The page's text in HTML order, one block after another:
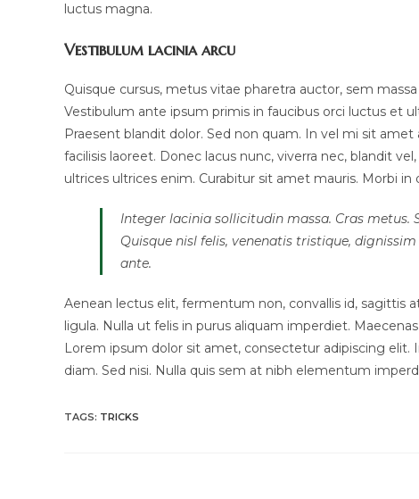
luctus magna.
Vestibulum lacinia arcu
Quisque cursus, metus vitae pharetra auctor, sem
Vestibulum ante ipsum primis in faucibus orci luctus et
Praesent blandit dolor. Sed non quam. In vel mi sit
facilisis laoreet. Donec lacus nunc, viverra nec, blandit
ultrices ultrices enim. Curabitur sit amet mauris. Morbi in
Integer lacinia sollicitudin massa. Cras
Quisque nisl felis, venenatis tristique,
ante.
Aenean lectus elit, fermentum non, convallis id, sagittis
ligula. Nulla ut felis in purus aliquam imperdiet.
Lorem ipsum dolor sit amet, consectetur adipiscing elit.
diam. Sed nisi. Nulla quis sem at nibh elementum
TAGS: TRICKS